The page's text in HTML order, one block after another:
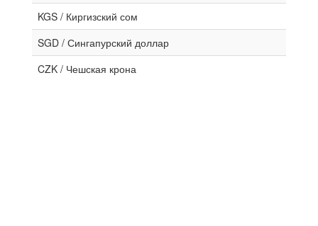
KGS / Киргизский сом
SGD / Сингапурский доллар
CZK / Чешская крона